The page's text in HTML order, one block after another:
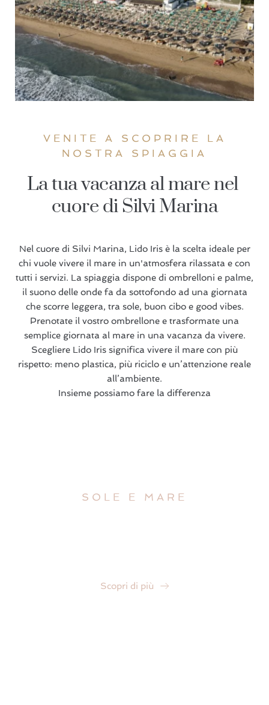
VENITE A SCOPRIRE LA
NOSTRA SPIAGGIA
La tua vacanza al mare nel
cuore di Silvi Marina
Nel cuore di Silvi Marina, Lido Iris è la scelta ideale per
chi vuole vivere il mare in un'atmosfera rilassata e con
tutti i servizi. La spiaggia dispone di ombrelloni e palme,
il suono delle onde fa da sottofondo ad una giornata
che scorre leggera, tra sole, buon cibo e good vibes.
Prenotate il vostro ombrellone e trasformate una
semplice giornata al mare in una vacanza da vivere.
Scegliere Lido Iris significa vivere il mare con più
rispetto: meno plastica, più riciclo e un’attenzione reale
all’ambiente.
Insieme possiamo fare la differenza
SOLE E MARE
Scopri di più